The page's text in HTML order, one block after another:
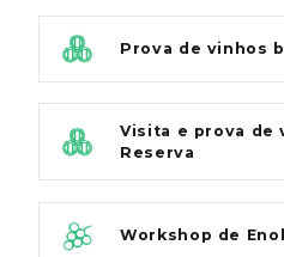
Prova de vinhos
Visita e prova de
Reserva
Workshop de